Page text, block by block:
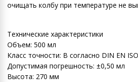
очищать колбу при температуре не
Технические характеристики
Объем: 500 мл
Класс точности: B согласно DIN EN
Допустимая погрешность: ±0,50 мл
Высота: 270 мм